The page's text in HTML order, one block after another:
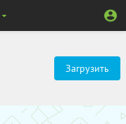
Загрузить